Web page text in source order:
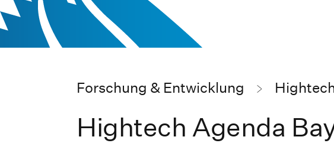
Forschung & Entwicklung
Hightech Agenda